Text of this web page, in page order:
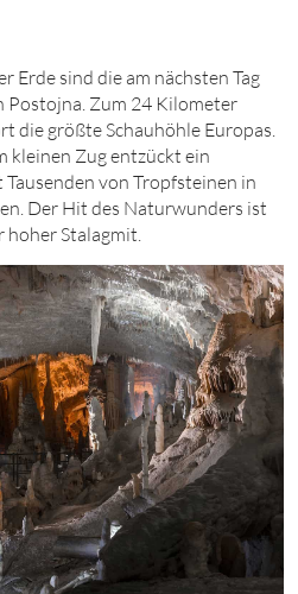
Erde sind die am nächsten Tag
Postojna. Zum 24 Kilometer
die größte Schauhöhle Europas.
kleinen Zug entzückt ein
von Tropfsteinen in
Der Hit des Naturwunders ist
hoher Stalagmit.